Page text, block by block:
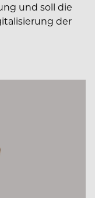
und soll die
der